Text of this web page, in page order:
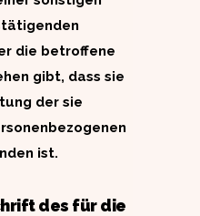
die betroffene
gibt, dass sie
der sie
ist.
des für die